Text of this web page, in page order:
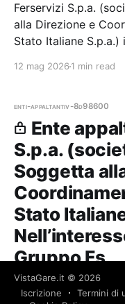
Ferservizi S.p.a.
alla Direzione e
Stato Italiane
partecipazioni. Il
12 mag 2026 1 min read
enti-appaltantiv-8d98600
Ente
S.p.a.
Soggetta
Stato
Gruppo Fs
Ferservizi S.p.a.
alla Direzione e
VistaGare.it © 2026
Iscrizione
Termini di